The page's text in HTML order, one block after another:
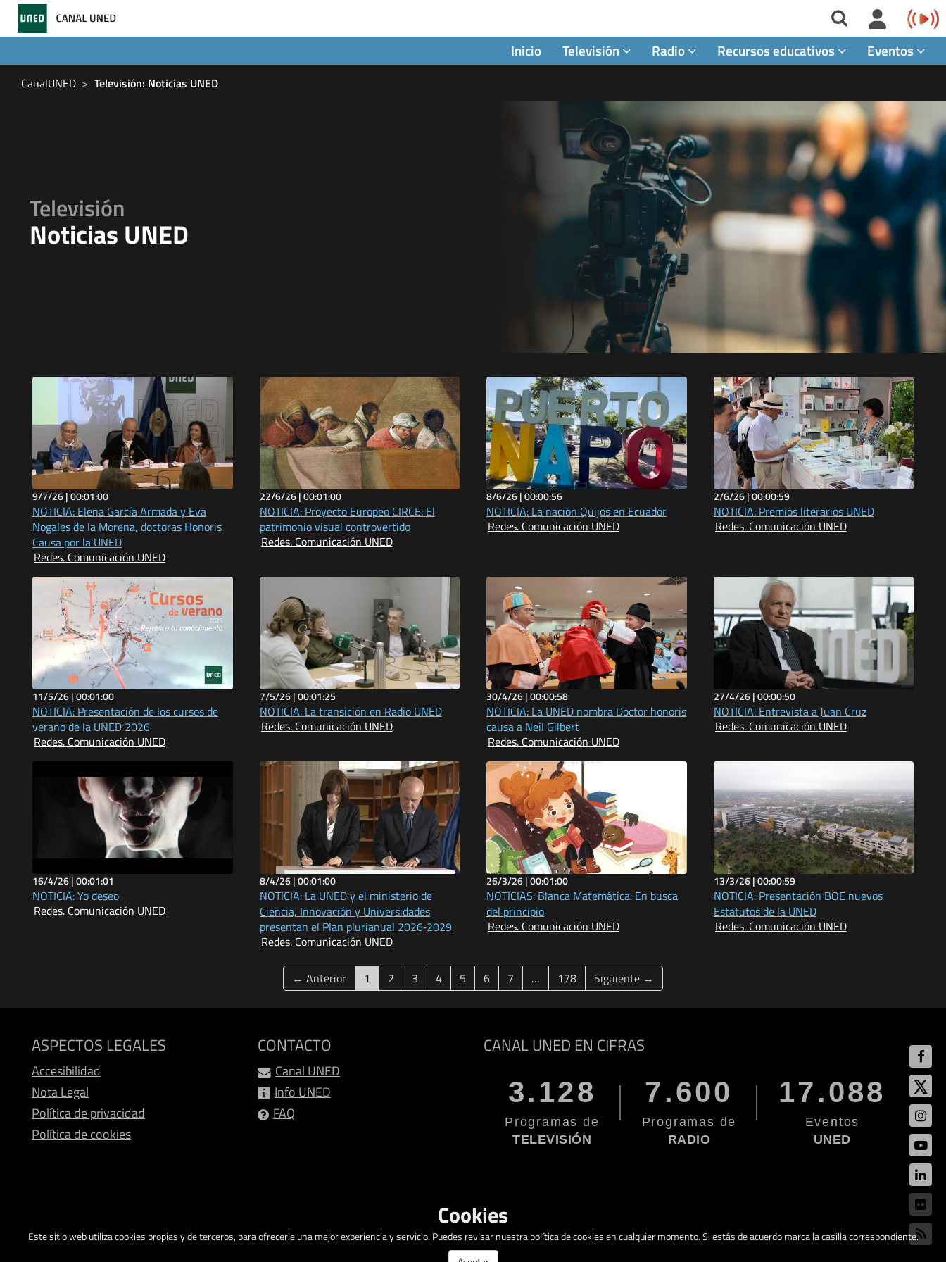
Inicio Televisión Radio Recursos educativos Eventos
CanalUNED Televisión: Noticias UNED
Televisión
Noticias UNED
9/7/26 |00:01:00
NOTICIA: Elena García Armada y Eva
Nogales de la Morena, doctoras Honoris
Causa por la UNED
Redes. Comunicación UNED
22/6/26 |00:01:00
NOTICIA: Proyecto Europeo CIRCE: El
patrimonio visual controvertido
Redes. Comunicación UNED
8/6/26 |00:00:56
NOTICIA: La nación Quijos en Ecuador
Redes. Comunicación UNED
2/6/26 |00:00:59
NOTICIA: Premios literarios UNED
Redes. Comunicación UNED
11/5/26 |00:01:00
NOTICIA: Presentación de los cursos de
verano de la UNED 2026
Redes. Comunicación UNED
7/5/26 |00:01:25
NOTICIA: La transición en Radio UNED
Redes. Comunicación UNED
30/4/26 |00:00:58
NOTICIA: La UNED nombra Doctor honoris
causa a Neil Gilbert
Redes. Comunicación UNED
27/4/26 |00:00:50
NOTICIA: Entrevista a Juan Cruz
Redes. Comunicación UNED
16/4/26 |00:01:01
NOTICIA: Yo deseo
Redes. Comunicación UNED
8/4/26 |00:01:00
NOTICIA: La UNED y el ministerio de
Ciencia, Innovación y Universidades
presentan el Plan plurianual 2026‑2029
Redes. Comunicación UNED
26/3/26 |00:01:00
NOTICIAS: Blanca Matemática: En busca
del principio
Redes. Comunicación UNED
13/3/26 |00:00:59
NOTICIA: Presentación BOE nuevos
Estatutos de la UNED
Redes. Comunicación UNED
← Anterior 1 (current)
2 3 4 5 6 7 … 178 Siguiente →
ASPECTOS LEGALES
Accesibilidad
Nota Legal
Política de privacidad
Política de cookies
CONTACTO
Canal UNED
Info UNED
FAQ
CANAL UNED EN CIFRAS
3.128
Programas de
TELEVISIÓN
7.600
Programas de
RADIO
17.088
Eventos
UNED
Cookies
Este sitio web utiliza cookies propias y de terceros, para ofrecerle una mejor experiencia y servicio. Puedes revisar nuestra política de cookies en cualquier momento. Si estás de acuerdo marca la casilla correspondiente.